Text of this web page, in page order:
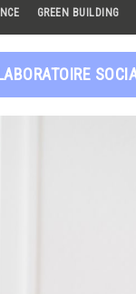
GREEN BUILDING